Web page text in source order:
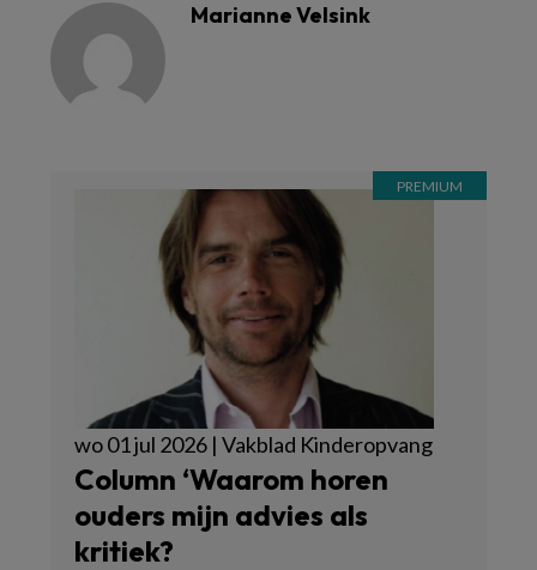
Marianne Velsink
wo 01 jul 2026 | Vakblad Kinderopvang
Column ‘Waarom horen
ouders mijn advies als
kritiek?